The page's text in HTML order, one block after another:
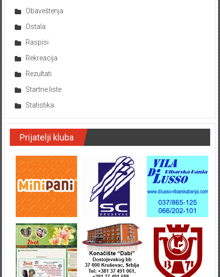
Obaveštenja
Ostala
Raspisi
Rekreacija
Rezultati
Startne liste
Statistika
Prijatelji kluba